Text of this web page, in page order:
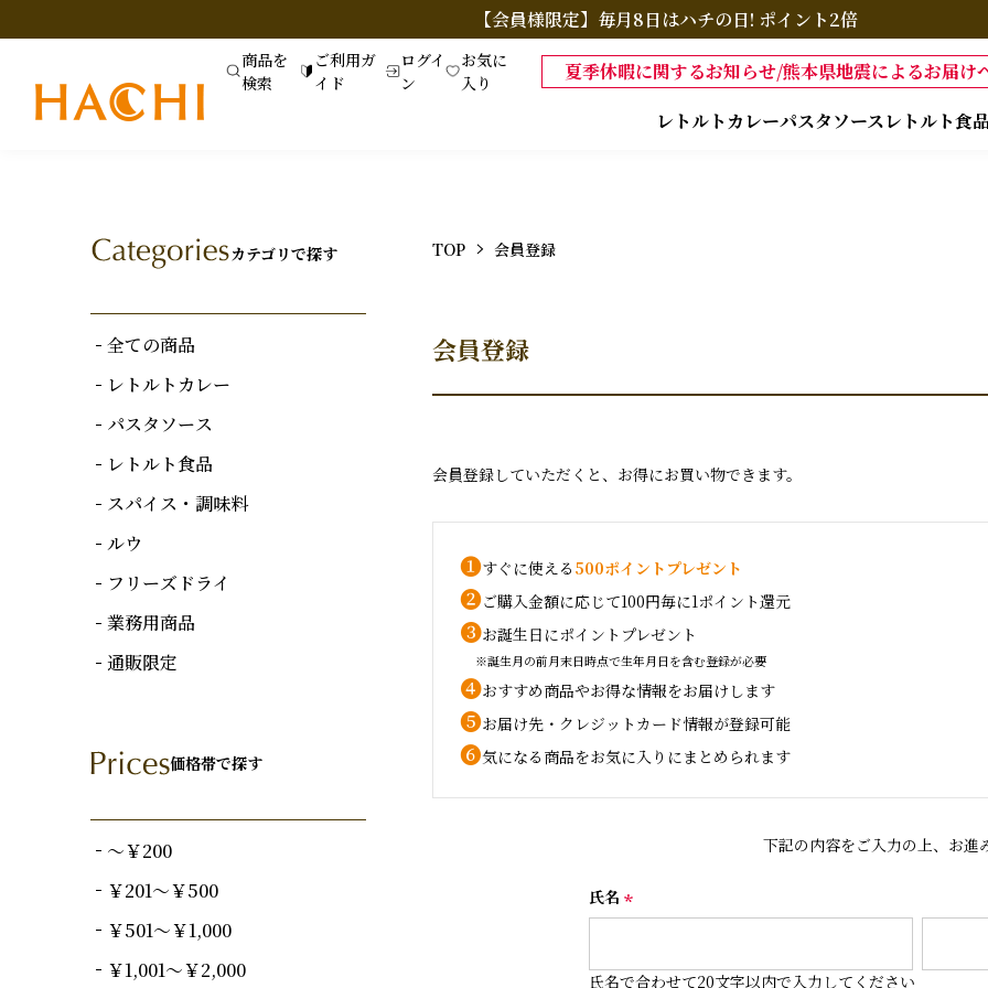
【会員様限定】毎月8日はハチの日! ポイント2倍
商品を
検索
ご利用ガ
イド
ログイ
ン
お気に
入り
夏季休暇に関するお知らせ/熊本県地震によるお届け
レトルトカレーパスタソースレトルト食
カテゴリで探す
全ての商品
レトルトカレー
パスタソース
レトルト食品
スパイス・調味料
ルウ
フリーズドライ
業務用商品
通販限定
価格帯で探す
～￥200
￥201～￥500
￥501～￥1,000
￥1,001～￥2,000
TOP 会員登録
会員登録
会員登録していただくと、お得にお買い物できます。
❶すぐに使える 500ポイントプレゼント
❷ご購入金額に応じて100円毎に1ポイント還元
❸お誕生日にポイントプレゼント
※誕生月の前月末日時点で生年月日を含む登録が必要
❹おすすめ商品やお得な情報をお届けします
❺お届け先・クレジットカード情報が登録可能
❻気になる商品をお気に入りにまとめられます
下記の内容をご入力の上、お進
氏名
須
氏名で合わせて20文字以内で入力してください